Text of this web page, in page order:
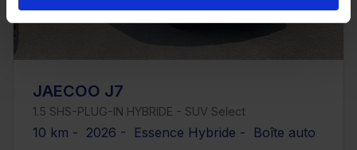
JAECOO J7
1.5 SHS-PLUG-IN HYBRIDE - SUV Select
10 km - 2026 - Essence Hybride - Boîte auto